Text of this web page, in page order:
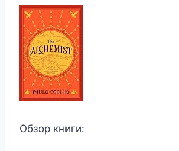
Обзор книги: